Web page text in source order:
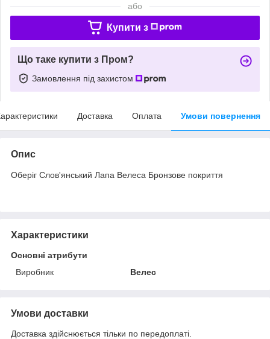
або
Купити з
Що таке купити з Пром?
Замовлення під захистом
Доставка Оплата Умови повернення
Опис
Оберіг Слов'янський Лапа Велеса Бронзове покриття
Характеристики
Основні атрибути
Виробник
Велес
Умови доставки
Доставка здійснюється тільки по передоплаті.